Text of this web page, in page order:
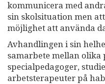
kommunicera med
sin skolsituation men
möjlighet att använda
Avhandlingen i sin
samarbete mellan olika
specialpedagoger,
arbetsterapeuter på